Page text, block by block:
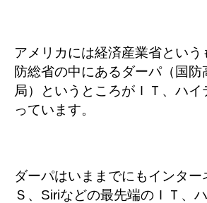
アメリカには経済産業省という
防総省の中にあるダーパ（国防
局）というところがＩＴ、ハ
っています。
ダーパはいままでにもインター
Ｓ、Siriなどの最先端のＩＴ、